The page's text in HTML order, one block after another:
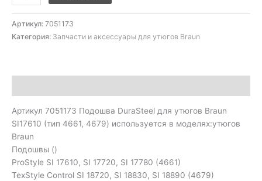
Артикул: 7051173
Категория: Запчасти и аксессуары для утюгов Braun
Артикул 7051173 Подошва DuraSteel для утюгов Braun
SI17610 (тип 4661, 4679) используется в моделях:утюгов
Braun
Подошвы ()
ProStyle SI 17610, SI 17720, SI 17780 (4661)
TexStyle Control SI 18720, SI 18830, SI 18890 (4679)